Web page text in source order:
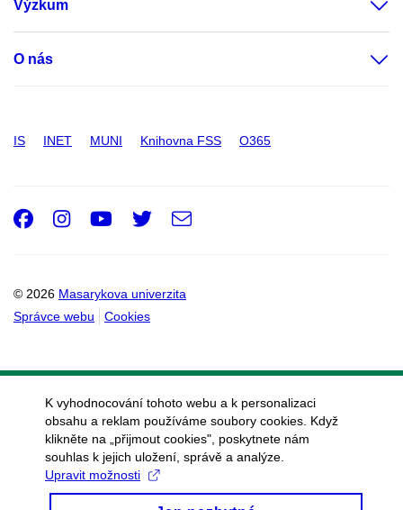
Výzkum
O nás
IS INET MUNI Knihovna FSS O365
© 2026 Masarykova univerzita
Správce webu
Cookies
Facebook
Instagram
Youtube
Twitter
e-
K vyhodnocování tohoto webu a k personalizaci
obsahu a reklam používáme soubory cookies. Když
klikněte na „přijmout cookies", poskytnete nám
souhlas k jejich uložení, správě a analýze.
Upravit možnosti